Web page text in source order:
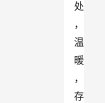
处
，
温
暖
，
存